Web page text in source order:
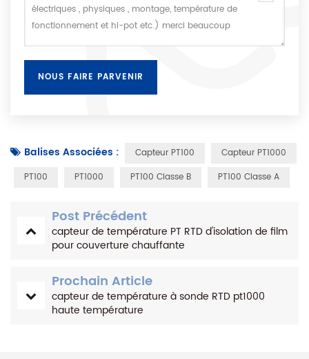
Balises Associées : Capteur PT100
Capteur PT1000
PT100
PT1000 PT100 Classe B PT100 Classe A
Post Précédent
capteur de température PT RTD d'isolation de film
pour couverture chauffante
Prochain Article
capteur de température à sonde RTD pt1000
haute température